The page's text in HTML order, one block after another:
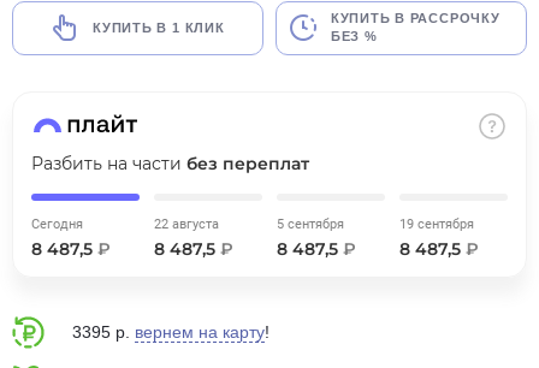
КУПИТЬ В 1 КЛИК
КУПИТЬ В РАССРОЧКУ
БЕЗ %
Разбить на части без переплат
Сегодня
8 487,5 ₽
22 августа
8 487,5 ₽
5 сентября
8 487,5 ₽
19 сентября
8 487,5 ₽
3395 р. вернем на карту!
недели